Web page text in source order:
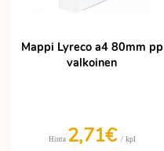
Mappi Lyreco a4 80mm pp
valkoinen
Hinta 2,71€ / kpl